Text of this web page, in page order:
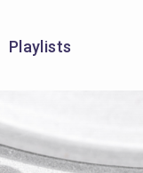
Playlists